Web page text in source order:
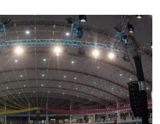
Camboriú, a escola Helen Keller atua desde
treinamento de cães-guia para pessoas com
instituição é reconhecida como a primeira da
pela International Guide Dog Federation
da área.
dos cães-guia, a escola desenvolve ações de
acessibilidade, mobilidade assistida e inclusão
formação dos animais envolve treinamento
veterinário, atuação de famílias
junto aos tutores. Os cães-guia são
às pessoas atendidas pela instituição.